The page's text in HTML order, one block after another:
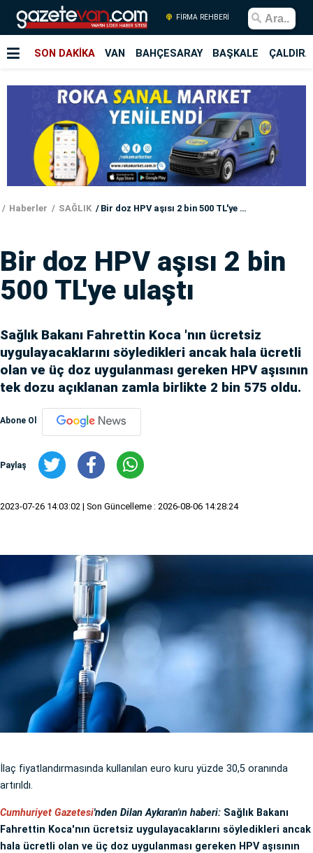
FİRMA REHBERİ
SON DAKİKA VAN BAHÇESARAY BAŞKALE
Haberler SAĞLIK Bir doz HPV aşısı 2 bin 500 TL'ye ulaştı
Bir doz HPV aşısı 2 bin
500 TL'ye ulaştı
Sağlık Bakanı Fahrettin Koca 'nın ücretsiz
uygulayacaklarını söyledikleri ancak hala ücretli
olan ve üç doz uygulanması gereken HPV aşısının
tek dozu açıklanan zamla birlikte 2 bin 575 oldu.
Abone Ol
Paylaş
2023-07-26 14:03:02 | Son Güncelleme : 2026-08-06 14:28:24
İlaç fiyatlandırmasında kullanılan euro kuru yüzde 30,5 oranında
artırıldı.
Cumhuriyet Gazetesi'nden Dilan Aykıran'ın haberi: Sağlık Bakanı
Fahrettin Koca'nın ücretsiz uygulayacaklarını söyledikleri ancak
hala ücretli olan ve üç doz uygulanması gereken HPV aşısının